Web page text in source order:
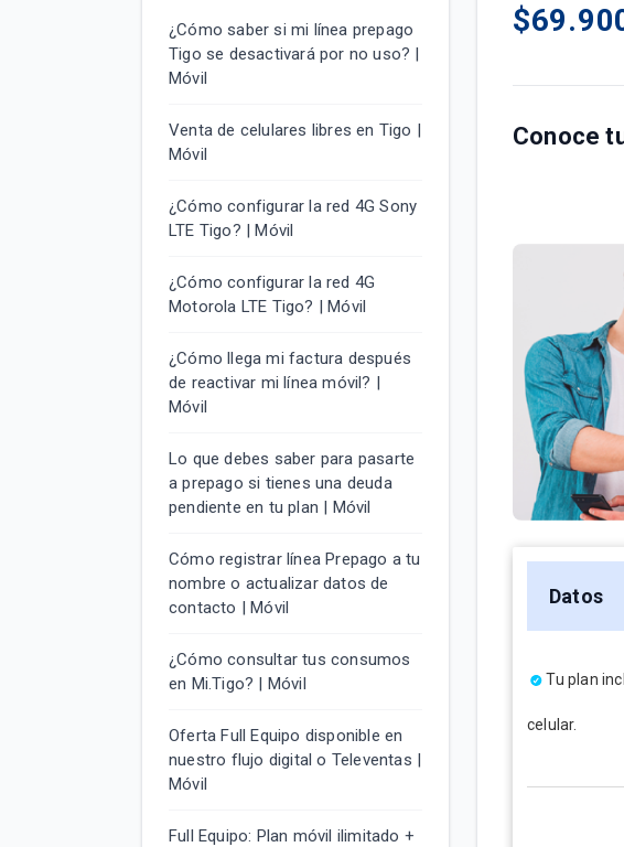
¿Cómo saber si mi línea prepago
Tigo se desactivará por no uso? |
Móvil
Venta de celulares libres en Tigo |
Móvil
¿Cómo configurar la red 4G Sony
LTE Tigo? | Móvil
¿Cómo configurar la red 4G
Motorola LTE Tigo? | Móvil
¿Cómo llega mi factura después
de reactivar mi línea móvil? |
Móvil
Lo que debes saber para pasarte
a prepago si tienes una deuda
pendiente en tu plan | Móvil
Cómo registrar línea Prepago a tu
nombre o actualizar datos de
contacto | Móvil
¿Cómo consultar tus consumos
en Mi.Tigo? | Móvil
Oferta Full Equipo disponible en
nuestro flujo digital o Televentas |
Móvil
Full Equipo: Plan móvil ilimitado +
Conoce
Datos
Tu plan
celular.